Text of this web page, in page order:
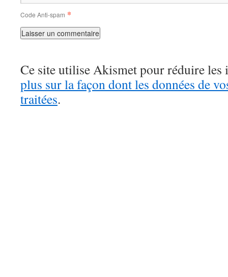
Code Anti-spam *
Ce site utilise Akismet pour réduire les
plus sur la façon dont les données de
traitées.